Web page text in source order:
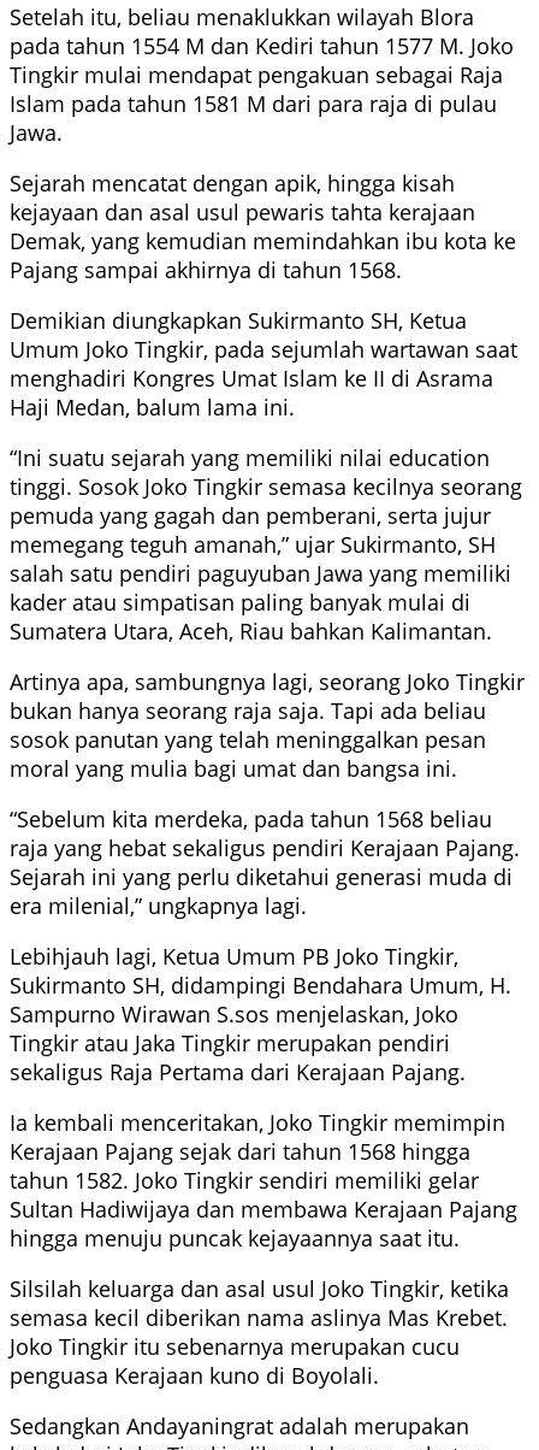
Setelah itu, beliau menaklukkan wilayah Blora
pada tahun 1554 M dan Kediri tahun 1577 M. Joko
Tingkir mulai mendapat pengakuan sebagai Raja
Islam pada tahun 1581 M dari para raja di pulau
Jawa.
Sejarah mencatat dengan apik, hingga kisah
kejayaan dan asal usul pewaris tahta kerajaan
Demak, yang kemudian memindahkan ibu kota ke
Pajang sampai akhirnya di tahun 1568.
Demikian diungkapkan Sukirmanto SH, Ketua
Umum Joko Tingkir, pada sejumlah wartawan saat
menghadiri Kongres Umat Islam ke II di Asrama
Haji Medan, balum lama ini.
“Ini suatu sejarah yang memiliki nilai education
tinggi. Sosok Joko Tingkir semasa kecilnya seorang
pemuda yang gagah dan pemberani, serta jujur
memegang teguh amanah,” ujar Sukirmanto, SH
salah satu pendiri paguyuban Jawa yang memiliki
kader atau simpatisan paling banyak mulai di
Sumatera Utara, Aceh, Riau bahkan Kalimantan.
Artinya apa, sambungnya lagi, seorang Joko Tingkir
bukan hanya seorang raja saja. Tapi ada beliau
sosok panutan yang telah meninggalkan pesan
moral yang mulia bagi umat dan bangsa ini.
“Sebelum kita merdeka, pada tahun 1568 beliau
raja yang hebat sekaligus pendiri Kerajaan Pajang.
Sejarah ini yang perlu diketahui generasi muda di
era milenial,” ungkapnya lagi.
Lebihjauh lagi, Ketua Umum PB Joko Tingkir,
Sukirmanto SH, didampingi Bendahara Umum, H.
Sampurno Wirawan S.sos menjelaskan, Joko
Tingkir atau Jaka Tingkir merupakan pendiri
sekaligus Raja Pertama dari Kerajaan Pajang.
Ia kembali menceritakan, Joko Tingkir memimpin
Kerajaan Pajang sejak dari tahun 1568 hingga
tahun 1582. Joko Tingkir sendiri memiliki gelar
Sultan Hadiwijaya dan membawa Kerajaan Pajang
hingga menuju puncak kejayaannya saat itu.
Silsilah keluarga dan asal usul Joko Tingkir, ketika
semasa kecil diberikan nama aslinya Mas Krebet.
Joko Tingkir itu sebenarnya merupakan cucu
penguasa Kerajaan kuno di Boyolali.
Sedangkan Andayaningrat adalah merupakan